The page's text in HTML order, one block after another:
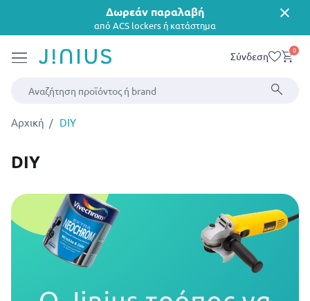
Δωρεάν παράδοση για αγορές άνω των
€85 ανά κατάστημα
Σύνδεση 0
Αρχική DIY
DIY